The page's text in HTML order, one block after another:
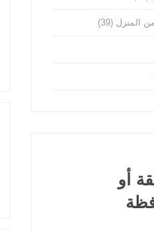
المنزل (39)
أو